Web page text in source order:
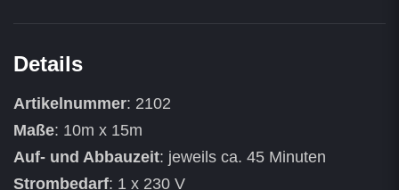
Details
Artikelnummer: 2102
Maße: 10m x 15m
Auf- und Abbauzeit: jeweils ca. 45 Minuten
Strombedarf: 1 x 230 V